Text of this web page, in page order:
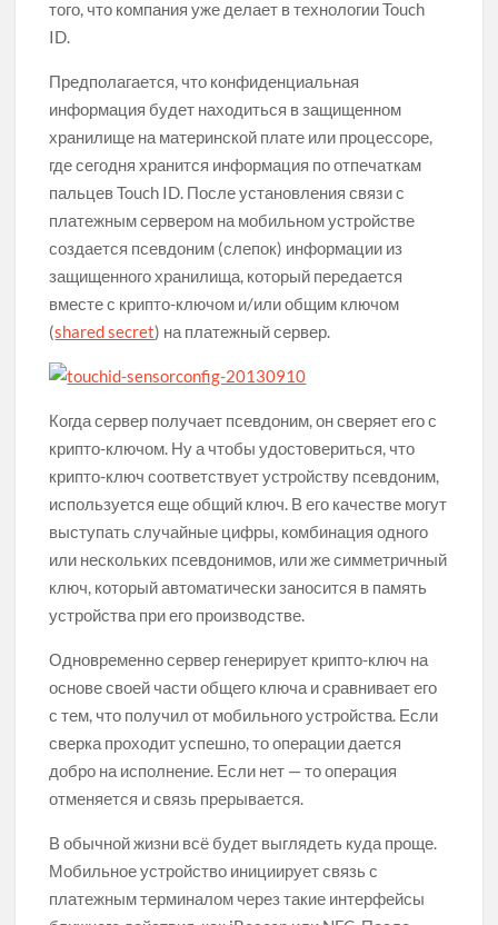
того, что компания уже делает в технологии Touch
ID.
Предполагается, что конфиденциальная
информация будет находиться в защищенном
хранилище на материнской плате или процессоре,
где сегодня хранится информация по отпечаткам
пальцев Touch ID. После установления связи с
платежным сервером на мобильном устройстве
создается псевдоним (слепок) информации из
защищенного хранилища, который передается
вместе с крипто-ключом и/или общим ключом
(shared secret) на платежный сервер.
Когда сервер получает псевдоним, он сверяет его с
крипто-ключом. Ну а чтобы удостовериться, что
крипто-ключ соответствует устройству псевдоним,
используется еще общий ключ. В его качестве могут
выступать случайные цифры, комбинация одного
или нескольких псевдонимов, или же симметричный
ключ, который автоматически заносится в память
устройства при его производстве.
Одновременно сервер генерирует крипто-ключ на
основе своей части общего ключа и сравнивает его
с тем, что получил от мобильного устройства. Если
сверка проходит успешно, то операции дается
добро на исполнение. Если нет — то операция
отменяется и связь прерывается.
В обычной жизни всё будет выглядеть куда проще.
Мобильное устройство инициирует связь с
платежным терминалом через такие интерфейсы